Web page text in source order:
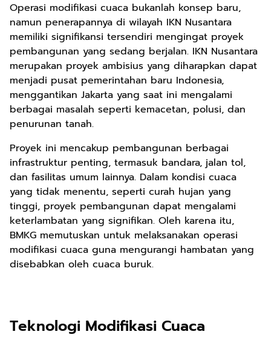
Operasi modifikasi cuaca bukanlah konsep baru,
namun penerapannya di wilayah IKN Nusantara
memiliki signifikansi tersendiri mengingat proyek
pembangunan yang sedang berjalan. IKN Nusantara
merupakan proyek ambisius yang diharapkan dapat
menjadi pusat pemerintahan baru Indonesia,
menggantikan Jakarta yang saat ini mengalami
berbagai masalah seperti kemacetan, polusi, dan
penurunan tanah.
Proyek ini mencakup pembangunan berbagai
infrastruktur penting, termasuk bandara, jalan tol,
dan fasilitas umum lainnya. Dalam kondisi cuaca
yang tidak menentu, seperti curah hujan yang
tinggi, proyek pembangunan dapat mengalami
keterlambatan yang signifikan. Oleh karena itu,
BMKG memutuskan untuk melaksanakan operasi
modifikasi cuaca guna mengurangi hambatan yang
disebabkan oleh cuaca buruk.
Teknologi Modifikasi Cuaca